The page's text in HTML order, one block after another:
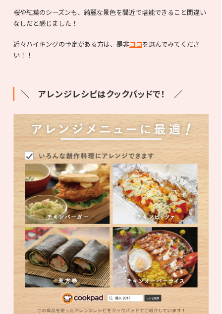
桜や紅葉のシーズンも、綺麗な景色を間近で堪能できること間違い
なしだと感じました！
近々ハイキングの予定がある方は、是非ココを選んでみてくださ
い！！
＼ アレンジレシピはクックパッドで！ ／